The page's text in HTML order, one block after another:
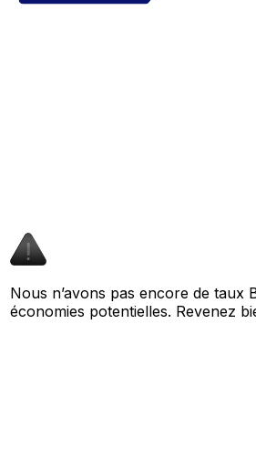
Nous n’avons pas encore de
économies potentielles. Revenez